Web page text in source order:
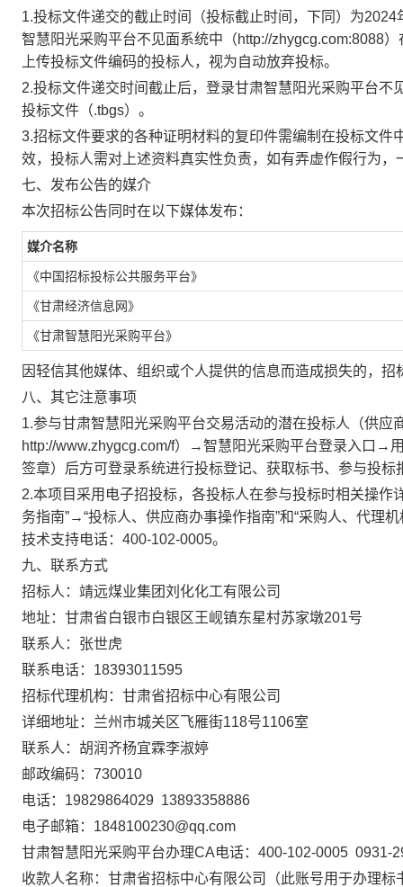
1.投标文件递交的截止时间（投标截止时间，下同）为2024
智慧阳光采购平台不见面系统中（http://zhygcg.com:8088）
上传投标文件编码的投标人，视为自动放弃投标。
2.投标文件递交时间截止后，登录甘肃智慧阳光采购平台不
投标文件（.tbgs）。
3.招标文件要求的各种证明材料的复印件需编制在投标文
效，投标人需对上述资料真实性负责，如有弄虚作假行为
七、发布公告的媒介
本次招标公告同时在以下媒体发布：
媒介名称
《中国招标投标公共服务平台》
《甘肃经济信息网》
《甘肃智慧阳光采购平台》
因轻信其他媒体、组织或个人提供的信息而造成损失的，
八、其它注意事项
1.参与甘肃智慧阳光采购平台交易活动的潜在投标人（供应
http://www.zhygcg.com/f）→智慧阳光采购平台登录入口→
签章）后方可登录系统进行投标登记、获取标书、参与投标
2.本项目采用电子招投标，各投标人在参与投标时相关操作
务指南”→“投标人、供应商办事操作指南”和“采购人、代理
技术支持电话： 400-102-0005。
九、联系方式
招标人：靖远煤业集团刘化化工有限公司
地址：甘肃省白银市白银区王岘镇东星村苏家墩201号
联系人：张世虎
联系电话： 18393011595
招标代理机构：甘肃省招标中心有限公司
详细地址：兰州市城关区飞雁街118号1106室
联系人： 胡润齐杨宜霖李淑婷
邮政编码： 730010
电话： 19829864029 13893358886
电子邮箱： 1848100230@qq.com
甘肃智慧阳光采购平台办理CA电话： 400-102-0005 0931-
收款人名称：甘肃省招标中心有限公司（此账号用于办理标